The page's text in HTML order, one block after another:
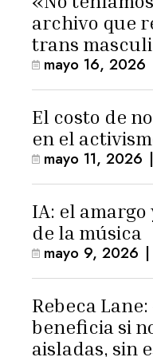
archivo que
trans
Latinoamérica
mayo 16, 2026
El costo de
en el
mayo 11, 2026 |
IA: el
de la música
mayo 9, 2026 |
Rebeca
beneficia si
aisladas, sin